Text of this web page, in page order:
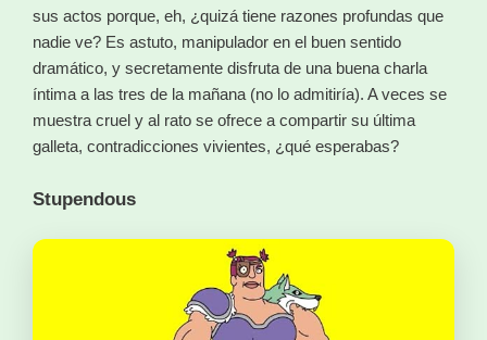
sus actos porque, eh, ¿quizá tiene razones profundas que
nadie ve? Es astuto, manipulador en el buen sentido
dramático, y secretamente disfruta de una buena charla
íntima a las tres de la mañana (no lo admitiría). A veces se
muestra cruel y al rato se ofrece a compartir su última
galleta, contradicciones vivientes, ¿qué esperabas?
Stupendous